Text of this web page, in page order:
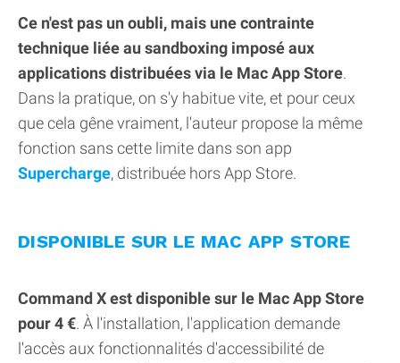
Ce n'est pas un oubli, mais une contrainte
technique liée au sandboxing imposé aux
applications distribuées via le Mac App Store.
Dans la pratique, on s'y habitue vite, et pour ceux
que cela gêne vraiment, l'auteur propose la même
fonction sans cette limite dans son app
Supercharge, distribuée hors App Store.
DISPONIBLE SUR LE MAC APP STORE
Command X est disponible sur le Mac App Store
pour 4 €. À l'installation, l'application demande
l'accès aux fonctionnalités d'accessibilité de